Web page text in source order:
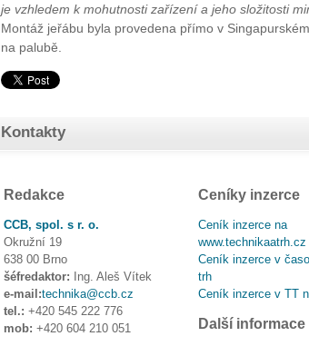
je vzhledem k mohutnosti zařízení a jeho složitosti
Montáž jeřábu byla provedena přímo v
na palubě.
Kontakty
Redakce
CCB, spol. s r. o.
Okružní 19
638 00 Brno
šéfredaktor: Ing. Aleš Vítek
e-mail:technika@ccb.cz
tel.: +420 545 222 776
mob: +420 604 210 051
Ceníky inzerce
Ceník inzerce na
www.technikaatrh.cz
Ceník inzerce v
trh
Ceník inzerce v TT
Další informace